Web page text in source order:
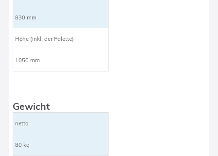
830 mm
Höhe (inkl. der Palette)
1050 mm
Gewicht
netto
80 kg